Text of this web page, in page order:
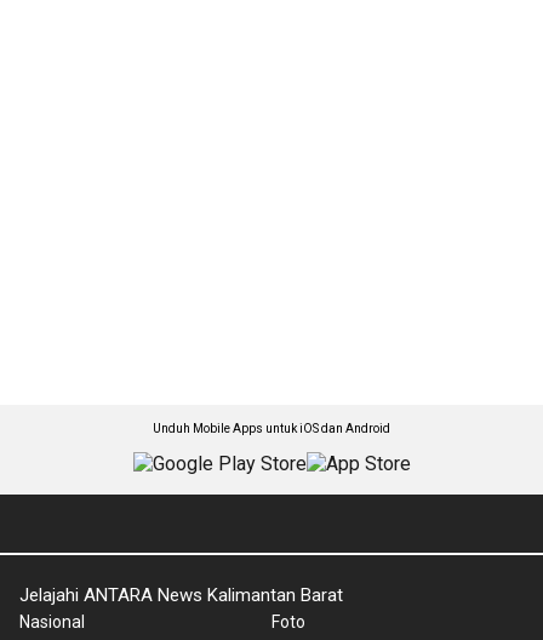
Unduh Mobile Apps untuk iOS dan Android
Jelajahi ANTARA News Kalimantan Barat
Nasional Foto